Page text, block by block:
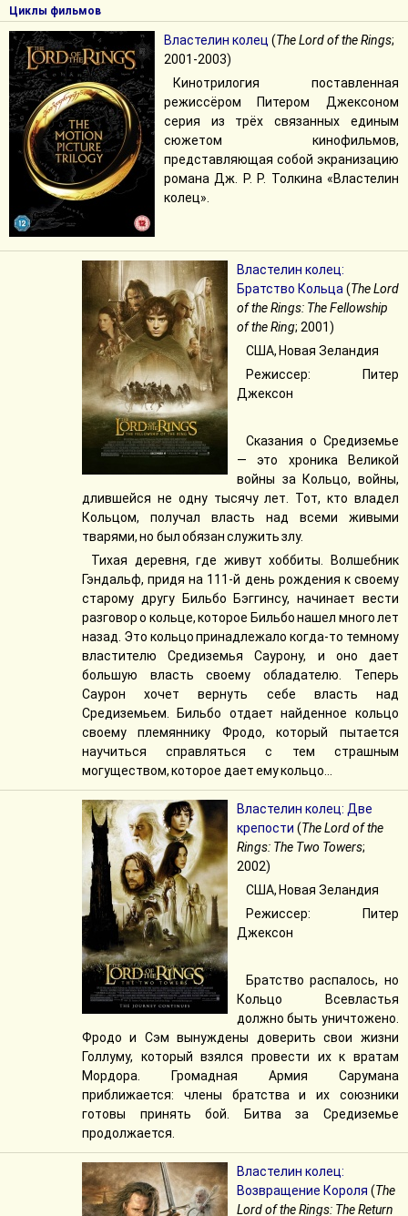
Циклы фильмов
Властелин колец (The Lord of the Rings;
2001-2003)
Кинотрилогия поставленная
режиссёром Питером Джексоном
серия из трёх связанных единым
сюжетом кинофильмов,
представляющая собой экранизацию
романа Дж. Р. Р. Толкина «Властелин
колец».
Властелин колец:
Братство Кольца(The Lord
of the Rings: The Fellowship
of the Ring; 2001)
США, Новая Зеландия
Режиссер: Питер
Джексон
Сказания о Средиземье
— это хроника Великой
войны за Кольцо, войны,
длившейся не одну тысячу лет. Тот, кто владел
Кольцом, получал власть над всеми живыми
тварями, но был обязан служить злу.
Тихая деревня, где живут хоббиты. Волшебник
Гэндальф, придя на 111-й день рождения к своему
старому другу Бильбо Бэггинсу, начинает вести
разговор о кольце, которое Бильбо нашел много лет
назад. Это кольцо принадлежало когда-то темному
властителю Средиземья Саурону, и оно дает
большую власть своему обладателю. Теперь
Саурон хочет вернуть себе власть над
Средиземьем. Бильбо отдает найденное кольцо
своему племяннику Фродо, который пытается
научиться справляться с тем страшным
могуществом, которое дает ему кольцо…
Властелин колец: Две
крепости (The Lord of the
Rings: The Two Towers;
2002)
США, Новая Зеландия
Режиссер: Питер
Джексон
Братство распалось, но
Кольцо Всевластья
должно быть уничтожено.
Фродо и Сэм вынуждены доверить свои жизни
Голлуму, который взялся провести их к вратам
Мордора. Громадная Армия Сарумана
приближается: члены братства и их союзники
готовы принять бой. Битва за Средиземье
продолжается.
Властелин колец:
Возвращение Короля (The
Lord of the Rings: The Return